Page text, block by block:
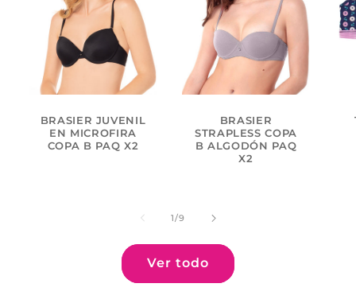
BRASIER JUVENIL
EN MICROFIRA
COPA B PAQ X2
BRASIER
STRAPLESS COPA
B ALGODÓN PAQ
X2
1/de
9
Ver todo